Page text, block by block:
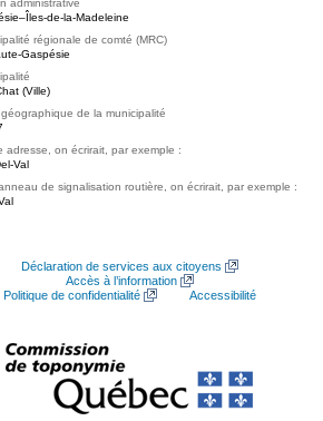
administrative
de-la-Madeleine
régionale de comté (MRC)
Gaspésie
(Ville)
de la municipalité
adresse, on écrirait, par exemple :
Val
de signalisation routière, on écrirait, par exemple :
Déclaration de services aux citoyens
Accès à l’information
Politique de confidentialité
Accessibilité